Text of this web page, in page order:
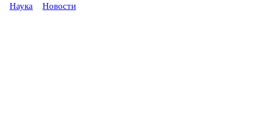
Наука Новости